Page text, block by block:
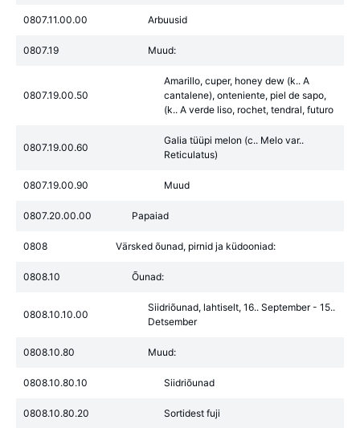
0807.11.00.00 Arbuusid
0807.19 Muud:
0807.19.00.50
Amarillo, cuper, honey dew (k.. A
cantalene), onteniente, piel de sapo,
(k.. A verde liso, rochet, tendral, futuro
0807.19.00.60
Galia tüüpi melon (c.. Melo var..
Reticulatus)
0807.19.00.90 Muud
0807.20.00.00 Papaiad
0808 Värsked õunad, pirnid ja küdooniad:
0808.10 Õunad:
0808.10.10.00
Siidriõunad, lahtiselt, 16.. September - 15..
Detsember
0808.10.80 Muud:
0808.10.80.10 Siidriõunad
0808.10.80.20 Sortidest fuji